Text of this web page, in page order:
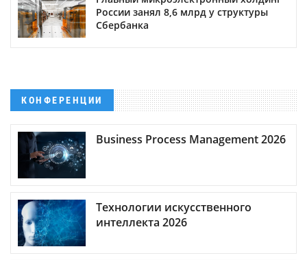
России занял 8,6 млрд у структуры
Сбербанка
КОНФЕРЕНЦИИ
Business Process Management 2026
Технологии искусственного
интеллекта 2026